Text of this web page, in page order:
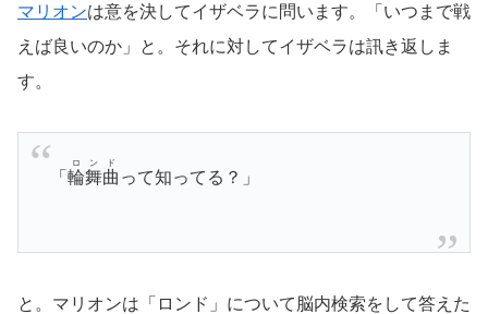
マリオンは意を決してイザベラに問います。「いつまで戦
えば良いのか」と。それに対してイザベラは訊き返しま
す。
「 輪舞曲
ロンド
って知ってる？」
と。マリオンは「ロンド」について脳内検索をして答えた